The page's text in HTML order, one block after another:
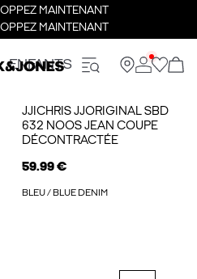
MAINTENANT
MAINTENANT
ENFANTS
JJICHRIS JJORIGINAL SBD
632 NOOS JEAN COUPE
DÉCONTRACTÉE
59.99 €
BLEU / BLUE DENIM